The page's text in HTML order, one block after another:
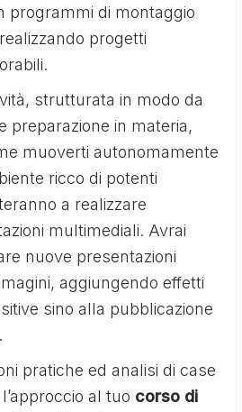
programmi di montaggio
progetti
strutturata in modo da
preparazione in materia,
muoverti autonomamente
ricco di potenti
a realizzare
multimediali. Avrai
nuove presentazioni
aggiungendo effetti
sino alla pubblicazione
pratiche ed analisi di case
al tuo corso di